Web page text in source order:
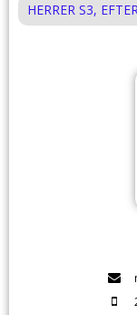
HERRER S3,